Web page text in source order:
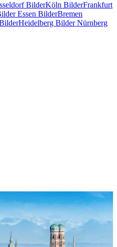
BilderKöln BilderFrankfurt
Essen BilderBremen
Heidelberg BilderNürnberg